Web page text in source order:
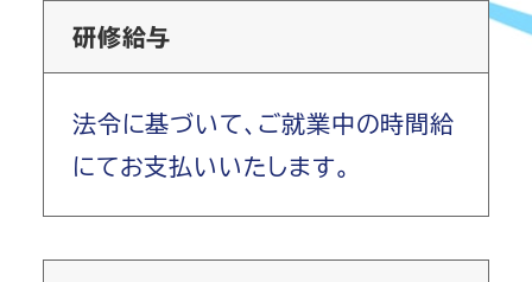
研修給与
法令に基づいて、ご就業中の時間給
にてお支払いいたします。